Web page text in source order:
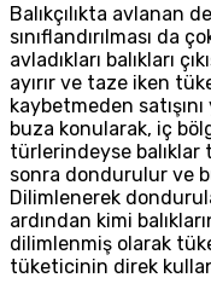
Balıkçılıkta avlanan
sınıflandırılması da
avladıkları balıkları
ayırır ve taze iken
kaybetmeden
buza konularak, iç
türlerindeyse balıklar
sonra dondurulur ve
Dilimlenerek
ardından kimi
dilimlenmiş olarak
tüketicinin direk